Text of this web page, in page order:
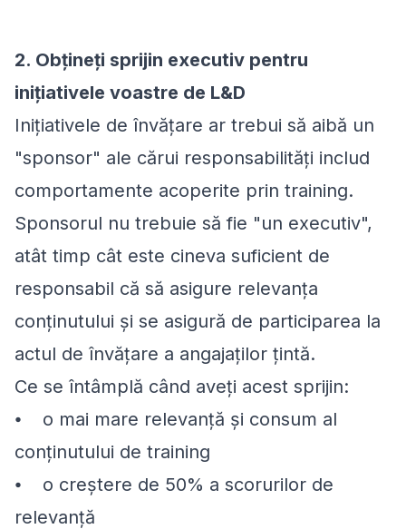
2. Obțineți sprijin executiv pentru
inițiativele voastre de L&D
Inițiativele de învățare ar trebui să aibă un
"sponsor" ale cărui responsabilități includ
comportamente acoperite prin training.
Sponsorul nu trebuie să fie "un executiv",
atât timp cât este cineva suficient de
responsabil că să asigure relevanța
conținutului și se asigură de participarea la
actul de învățare a angajaților țintă.
Ce se întâmplă când aveți acest sprijin:
⦁ o mai mare relevanță și consum al
conținutului de training
⦁ o creștere de 50% a scorurilor de
relevanță